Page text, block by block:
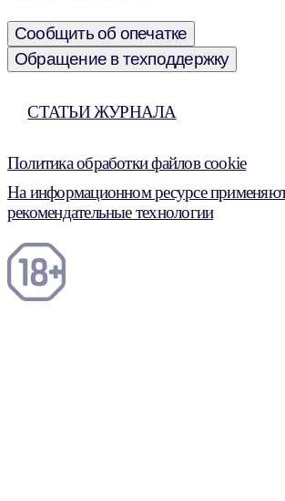
Сообщить об опечатке
Обращение в техподдержку
СТАТЬИ ЖУРНАЛА
Политика обработки файлов cookie
На информационном ресурсе
рекомендательные технологии